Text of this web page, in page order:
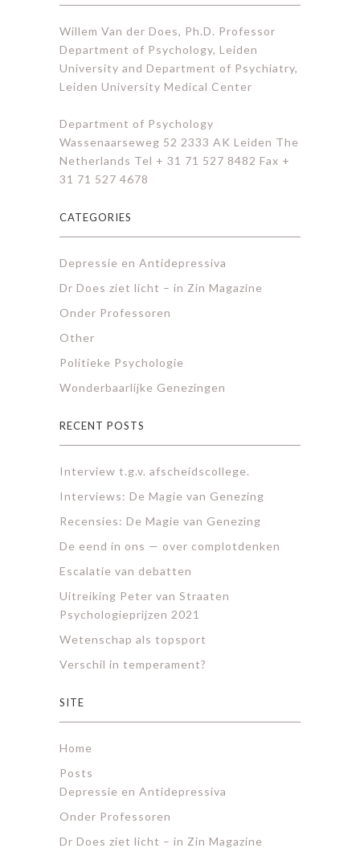
Willem Van der Does, Ph.D. Professor
Department of Psychology, Leiden
University and Department of Psychiatry,
Leiden University Medical Center
Department of Psychology
Wassenaarseweg 52 2333 AK Leiden The
Netherlands Tel + 31 71 527 8482 Fax +
31 71 527 4678
CATEGORIES
Depressie en Antidepressiva
Dr Does ziet licht – in Zin Magazine
Onder Professoren
Other
Politieke Psychologie
Wonderbaarlijke Genezingen
RECENT POSTS
Interview t.g.v. afscheidscollege.
Interviews: De Magie van Genezing
Recensies: De Magie van Genezing
De eend in ons — over complotdenken
Escalatie van debatten
Uitreiking Peter van Straaten
Psychologieprijzen 2021
Wetenschap als topsport
Verschil in temperament?
SITE
Home
Posts
Depressie en Antidepressiva
Onder Professoren
Dr Does ziet licht – in Zin Magazine